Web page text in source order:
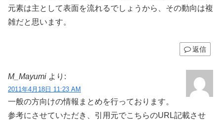
元素は主として表面を流れるでしょうから、その動向は複
雑だと思います。
返信
M_Mayumi より:
2011年4月18日 11:23 AM
一般の方向けの情報まとめを行っております。
参考にさせていただき、引用元でこちらのURL記載させ